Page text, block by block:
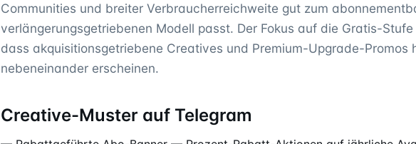
Communities und breiter Verbraucherreichweite gut zum
verlängerungsgetriebenen Modell passt. Der Fokus auf die Gratis-
dass akquisitionsgetriebene Creatives und Premium-Upgrade-Promos
nebeneinander erscheinen.
Creative-Muster auf Telegram